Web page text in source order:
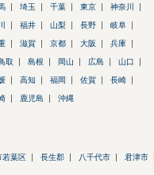
埼玉 千葉 東京 神奈川
福井 山梨 長野 岐阜
滋賀 京都 大阪 兵庫
取 島根 岡山 広島 山口
高知 福岡 佐賀 長崎
鹿児島 沖縄
若葉区 長生郡 八千代市 君津市